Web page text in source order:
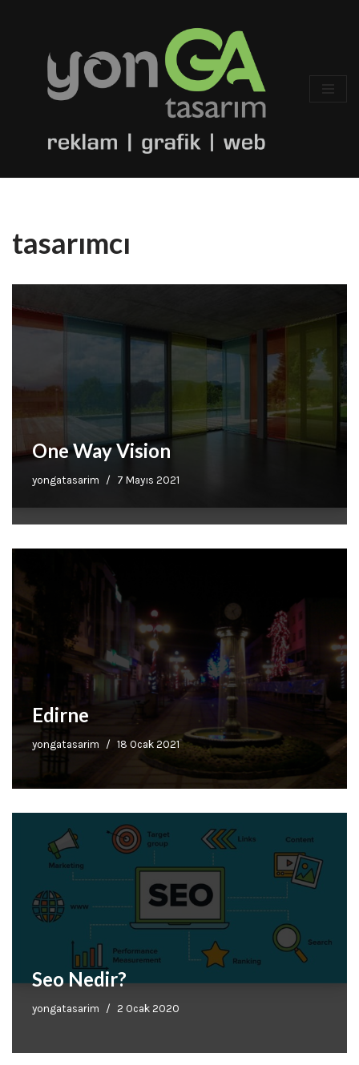
tasarımcı
One Way Vision
yongatasarim 7 Mayıs 2021
Edirne
yongatasarim 18 Ocak 2021
Seo Nedir?
yongatasarim 2 Ocak 2020